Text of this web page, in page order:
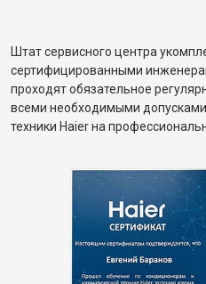
Штат сервисного центра
сертифицированными
проходят обязательное
всеми необходимыми
техники Haier на